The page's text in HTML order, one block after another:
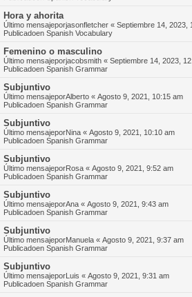
Hora y ahorita
Último mensajeporjasonfletcher « Septiembre 14, 2023,
Publicadoen Spanish Vocabulary
Femenino o masculino
Último mensajeporjacobsmith « Septiembre 14, 2023,
Publicadoen Spanish Grammar
Subjuntivo
Último mensajeporAlberto « Agosto 9, 2021, 10:15 am
Publicadoen Spanish Grammar
Subjuntivo
Último mensajeporNina « Agosto 9, 2021, 10:10 am
Publicadoen Spanish Grammar
Subjuntivo
Último mensajeporRosa « Agosto 9, 2021, 9:52 am
Publicadoen Spanish Grammar
Subjuntivo
Último mensajeporAna « Agosto 9, 2021, 9:43 am
Publicadoen Spanish Grammar
Subjuntivo
Último mensajeporManuela « Agosto 9, 2021, 9:37 am
Publicadoen Spanish Grammar
Subjuntivo
Último mensajeporLuis « Agosto 9, 2021, 9:31 am
Publicadoen Spanish Grammar